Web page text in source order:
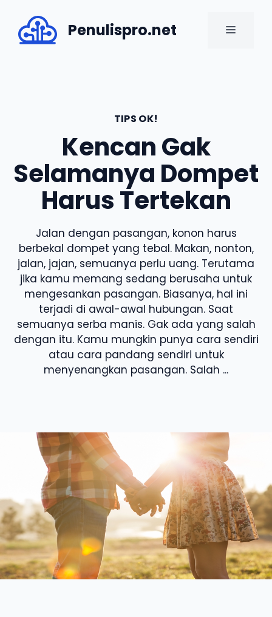
content
Penulispro.net MENU
TIPS OK!
Kencan Gak
Selamanya Dompet
Harus Tertekan
Jalan dengan pasangan, konon harus
berbekal dompet yang tebal. Makan, nonton,
jalan, jajan, semuanya perlu uang. Terutama
jika kamu memang sedang berusaha untuk
mengesankan pasangan. Biasanya, hal ini
terjadi di awal-awal hubungan. Saat
semuanya serba manis. Gak ada yang salah
dengan itu. Kamu mungkin punya cara sendiri
atau cara pandang sendiri untuk
menyenangkan pasangan. Salah ...